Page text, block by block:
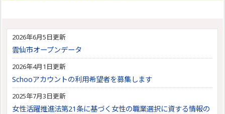
2026年6月5日更新
雲仙市オープンデータ
2026年4月1日更新
Schooアカウントの利用希望者を募集します
2025年7月3日更新
女性活躍推進法第21条に基づく女性の職業選択に資する情報の